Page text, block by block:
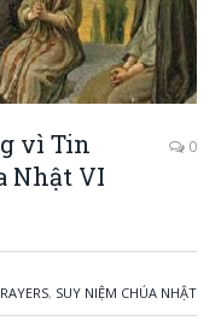
vì Tin
Nhật VI
0
, SUY NIỆM CHÚA NHẬT